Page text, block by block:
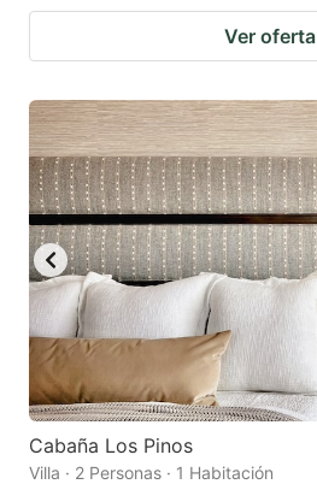
Ver oferta
Cabaña Los Pinos
Villa · 2 Personas · 1 Habitación